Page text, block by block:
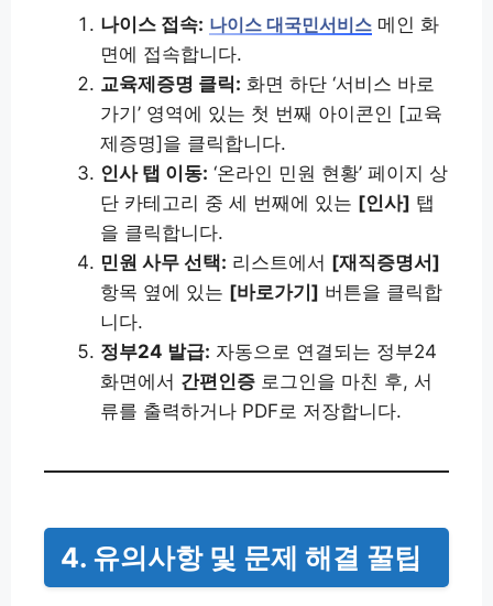
나이스 접속: 나이스 대국민서비스 메인 화
면에 접속합니다.
교육제증명 클릭: 화면 하단 ‘서비스 바로
가기’ 영역에 있는 첫 번째 아이콘인 [교육
제증명]을 클릭합니다.
인사 탭 이동: ‘온라인 민원 현황’ 페이지 상
단 카테고리 중 세 번째에 있는 [인사] 탭
을 클릭합니다.
민원 사무 선택: 리스트에서 [재직증명서]
항목 옆에 있는 [바로가기] 버튼을 클릭합
니다.
정부24 발급: 자동으로 연결되는 정부24
화면에서 간편인증 로그인을 마친 후, 서
류를 출력하거나 PDF로 저장합니다.
4. 유의사항 및 문제 해결 꿀팁